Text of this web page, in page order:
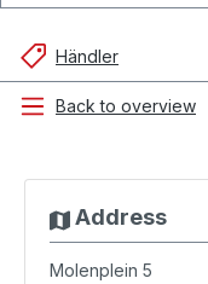
Händler
Back to overview
Address
Molenplein 5